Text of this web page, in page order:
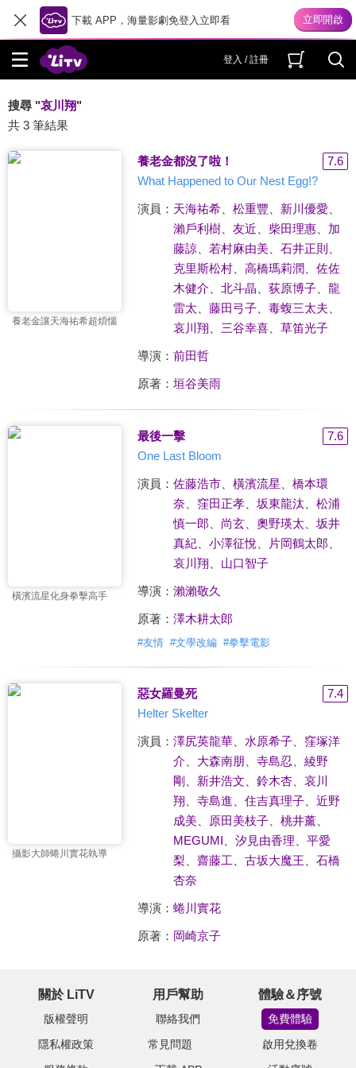
下載 APP，海量影劇免登入立即看
登入 / 註冊
搜尋 "哀川翔"
共 3 筆結果
養老金讓天海祐希超煩惱
養老金都沒了啦！
7.6
What Happened to Our Nest Egg!?
演員： 天海祐希、 松重豐 新川優愛
瀨戶利樹、 友近 柴田理惠、 加
藤諒、 若村麻由美、 石井正則
克里斯松村、 高橋瑪莉潤
佐佐
木健介
北斗晶 荻原博子、 龍
雷太
藤田弓子、 毒蝮三太夫
哀川翔
三谷幸喜、 草笛光子
導演： 前田哲
原著： 垣谷美雨
橫濱流星化身拳擊高手
最後一擊
7.6
One Last Bloom
演員： 佐藤浩市、 橫濱流星
橋本環
奈
窪田正孝、 坂東龍汰
松浦
慎一郎
尚玄、 奧野瑛太
坂井
真紀、 小澤征悅 片岡鶴太郎
哀川翔
山口智子
導演： 瀨瀨敬久
原著： 澤木耕太郎
#友情 #文學改編 #拳擊電影
攝影大師蜷川實花執導
惡女羅曼死
7.4
Helter Skelter
演員： 澤尻英龍華、 水原希子、 窪塚洋
介
大森南朋 寺島忍
綾野
剛
新井浩文 鈴木杏、 哀川
翔
寺島進 住吉真理子、 近野
成美、 原田美枝子、 桃井薰、
MEGUMI
汐見由香理
平愛
梨
齋藤工 古坂大魔王
石橋
杏奈
導演： 蜷川實花
原著： 岡崎京子
關於 LiTV
版權聲明
隱私權政策
用戶幫助
聯絡我們
常見問題
體驗＆序號
免費體驗
啟用兌換卷